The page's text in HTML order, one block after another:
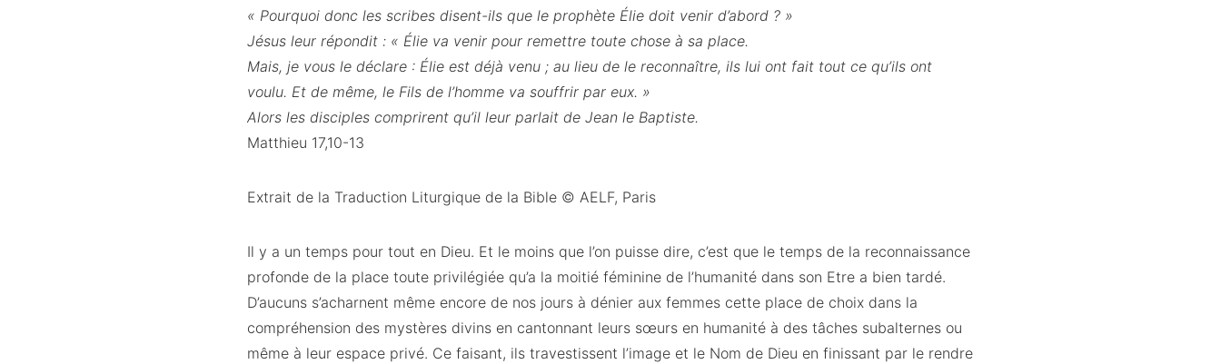
« Pourquoi donc les scribes disent-ils que le prophète Élie doit venir d’abord ? »
Jésus leur répondit : « Élie va venir pour remettre toute chose à sa place.
Mais, je vous le déclare : Élie est déjà venu ; au lieu de le reconnaître, ils lui ont fait tout ce qu’ils ont
voulu. Et de même, le Fils de l’homme va souffrir par eux. »
Alors les disciples comprirent qu’il leur parlait de Jean le Baptiste.
Matthieu 17,10-13
Extrait de la Traduction Liturgique de la Bible © AELF, Paris
Il y a un temps pour tout en Dieu. Et le moins que l’on puisse dire, c’est que le temps de la reconnaissance
profonde de la place toute privilégiée qu’a la moitié féminine de l’humanité dans son Etre a bien tardé.
D’aucuns s’acharnent même encore de nos jours à dénier aux femmes cette place de choix dans la
compréhension des mystères divins en cantonnant leurs sœurs en humanité à des tâches subalternes ou
même à leur espace privé. Ce faisant, ils travestissent l’image et le Nom de Dieu en finissant par le rendre